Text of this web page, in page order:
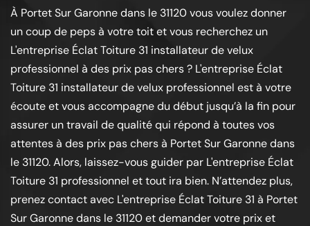
À Portet Sur Garonne dans le 31120 vous voulez donner
un coup de peps à votre toit et vous recherchez un
L'entreprise Éclat Toiture 31 installateur de velux
professionnel à des prix pas chers ? L'entreprise Éclat
Toiture 31 installateur de velux professionnel est à votre
écoute et vous accompagne du début jusqu’à la fin pour
assurer un travail de qualité qui répond à toutes vos
attentes à des prix pas chers à Portet Sur Garonne dans
le 31120. Alors, laissez-vous guider par L'entreprise Éclat
Toiture 31 professionnel et tout ira bien. N’attendez plus,
prenez contact avec L'entreprise Éclat Toiture 31 à Portet
Sur Garonne dans le 31120 et demander votre prix et